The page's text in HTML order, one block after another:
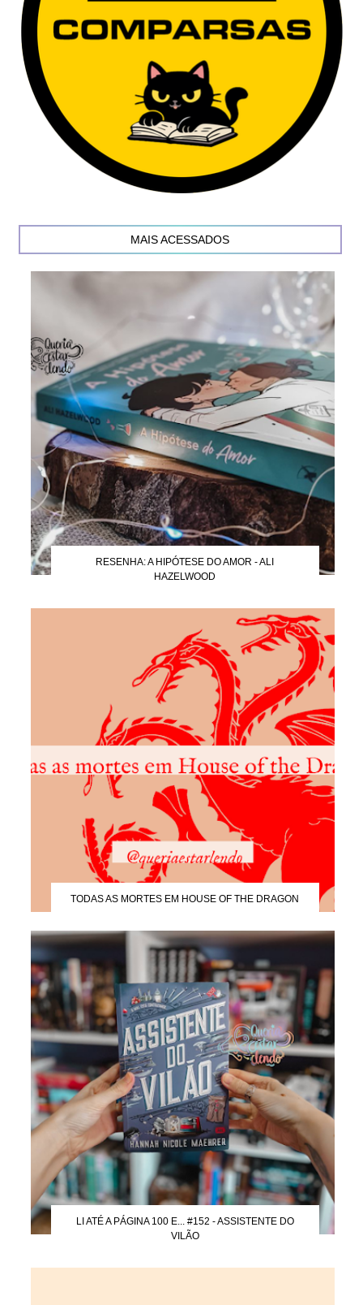
MAIS ACESSADOS
RESENHA: A HIPÓTESE DO AMOR - ALI
HAZELWOOD
TODAS AS MORTES EM HOUSE OF THE DRAGON
LI ATÉ A PÁGINA 100 E... #152 - ASSISTENTE DO
VILÃO